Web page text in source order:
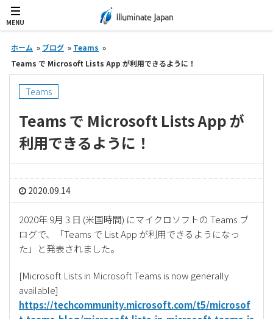
MENU
ホーム » ブログ » Teams »
Teams で Microsoft Lists App が利用できるように！
Teams
Teams で Microsoft Lists App が
利用できるように！
2020.09.14
2020年 9月 3 日 (米国時間) にマイクロソフトの Teams ブ
ログで、「Teams で List App が利用できるようになっ
た」と発表されました。
[Microsoft Lists in Microsoft Teams is now generally
available]
https://techcommunity.microsoft.com/t5/microsof